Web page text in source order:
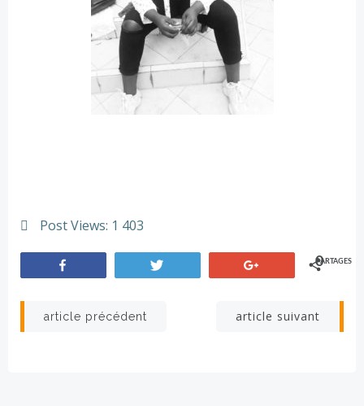
Post Views: 1 403
PARTAGES
0
Navigation
article précédent
Navigation
article suivant